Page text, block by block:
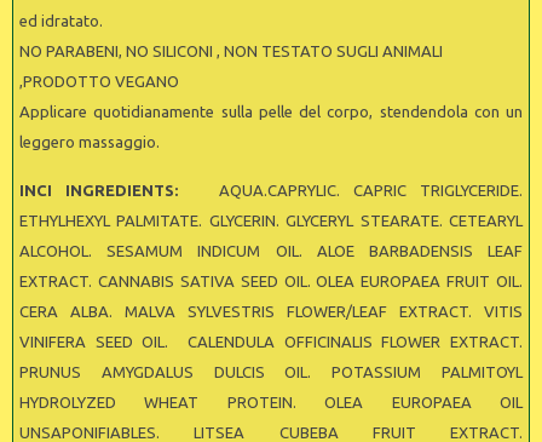
ed idratato.
NO PARABENI, NO SILICONI , NON TESTATO SUGLI ANIMALI
,PRODOTTO VEGANO
Applicare quotidianamente sulla pelle del corpo, stendendola con un
leggero massaggio.
INCI INGREDIENTS: AQUA.CAPRYLIC. CAPRIC TRIGLYCERIDE.
ETHYLHEXYL PALMITATE. GLYCERIN. GLYCERYL STEARATE. CETEARYL
ALCOHOL. SESAMUM INDICUM OIL. ALOE BARBADENSIS LEAF
EXTRACT. CANNABIS SATIVA SEED OIL. OLEA EUROPAEA FRUIT OIL.
CERA ALBA. MALVA SYLVESTRIS FLOWER/LEAF EXTRACT. VITIS
VINIFERA SEED OIL. CALENDULA OFFICINALIS FLOWER EXTRACT.
PRUNUS AMYGDALUS DULCIS OIL. POTASSIUM PALMITOYL
HYDROLYZED WHEAT PROTEIN. OLEA EUROPAEA OIL
UNSAPONIFIABLES. LITSEA CUBEBA FRUIT EXTRACT.